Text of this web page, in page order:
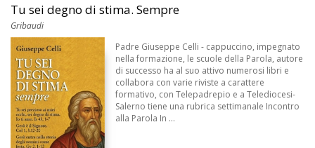
Tu sei degno di stima. Sempre
Gribaudi
Padre Giuseppe Celli - cappuccino, impegnato
nella formazione, le scuole della Parola, autore
di successo ha al suo attivo numerosi libri e
collabora con varie riviste a carattere
formativo, con Telepadrepio e a Telediocesi-
Salerno tiene una rubrica settimanale Incontro
alla Parola In ...